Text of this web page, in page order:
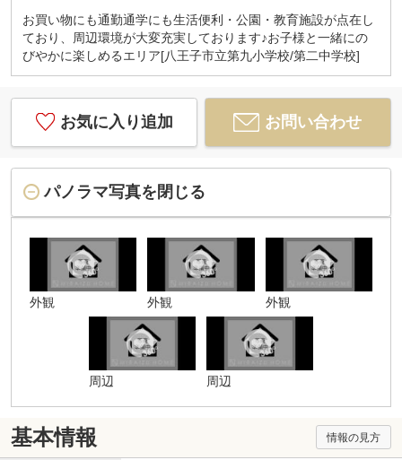
ご案内可能です♪
☆実際に見て、触れて感じる
安心のお住まい探しを体験して下さい♪
☆物件情報だけでなく、地域の特色などなど
エリア情報もお伝え出来たら嬉しいです♪
当社ミライズホーム株式会社 スタッフ一同
お客様１人１人に合った、『明るい未来図』を
ご提案させて頂きます。
お気軽にお問合せくださいませ♪
お待ちしております♪
お買い物にも通勤通学にも生活便利・公園・教育施設が点在し
ており、周辺環境が大変充実しております♪お子様と一緒にの
びやかに楽しめるエリア[八王子市立第九小学校/第二中学校]
お気に入り追加 お問い合わせ
パノラマ写真を閉じる
外観 外観 外観
周辺 周辺
基本情報 情報の見方